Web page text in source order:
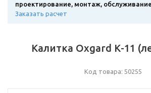
проектирование, монтаж, обслуживание
Заказать расчет
Калитка Oxgard К-11
Код товара: 50255